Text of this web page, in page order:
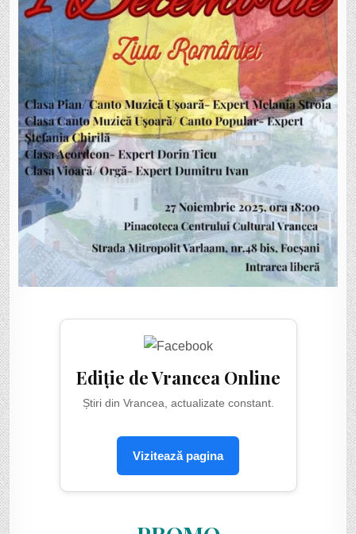
Ediție de Vrancea Online
Știri din Vrancea, actualizate constant.
Vizitează pagina